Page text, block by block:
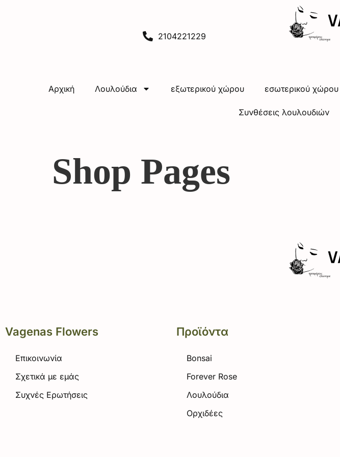
2104221229
Αρχική Λουλούδια εξωτερικού χώρου εσωτερικού χώρου
Συνθέσεις λουλουδιών
Shop Pages
Vagenas Flowers
Επικοινωνία
Σχετικά με εμάς
Συχνές Ερωτήσεις
Προϊόντα
Bonsai
Forever Rose
Λουλούδια
Ορχιδέες